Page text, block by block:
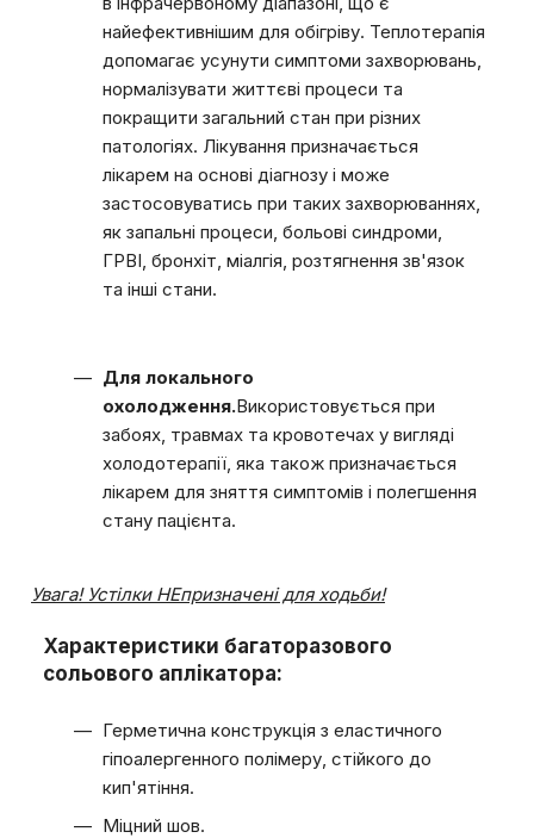
найефективнішим для обігріву. Теплотерапія
допомагає усунути симптоми захворювань,
нормалізувати життєві процеси та
покращити загальний стан при різних
патологіях. Лікування призначається
лікарем на основі діагнозу і може
застосовуватись при таких захворюваннях,
як запальні процеси, больові синдроми,
ГРВІ, бронхіт, міалгія, розтягнення зв'язок
та інші стани.
Для локального
охолодження.Використовується при
забоях, травмах та кровотечах у вигляді
холодотерапії, яка також призначається
лікарем для зняття симптомів і полегшення
стану пацієнта.
Увага! Устілки НЕпризначені для ходьби!
Характеристики багаторазового
сольового аплікатора:
Герметична конструкція з еластичного
гіпоалергенного полімеру, стійкого до
кип'ятіння.
Міцний шов.